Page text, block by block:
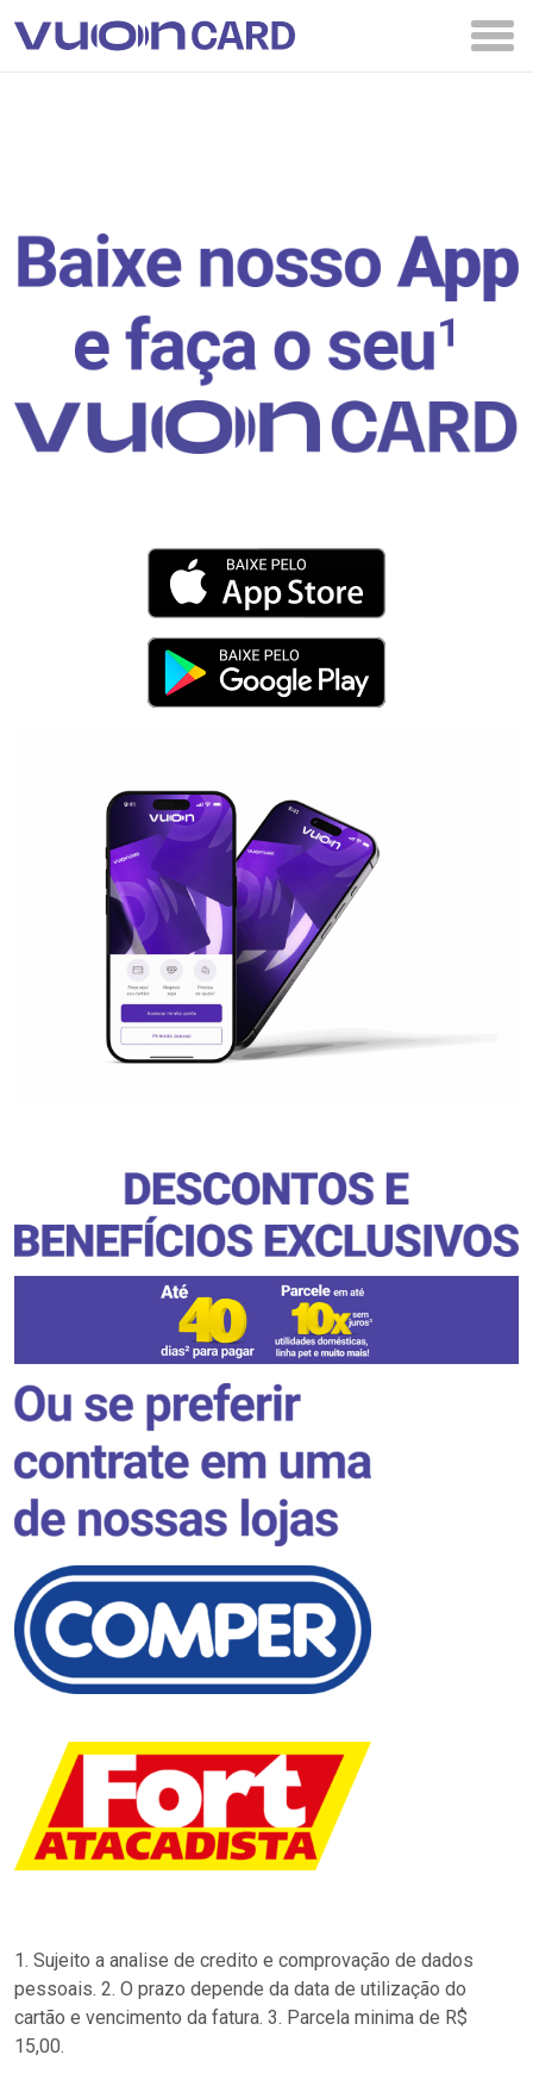
1. Sujeito a analise de credito e comprovação de dados
pessoais. 2. O prazo depende da data de utilização do
cartão e vencimento da fatura. 3. Parcela minima de R$
15,00.